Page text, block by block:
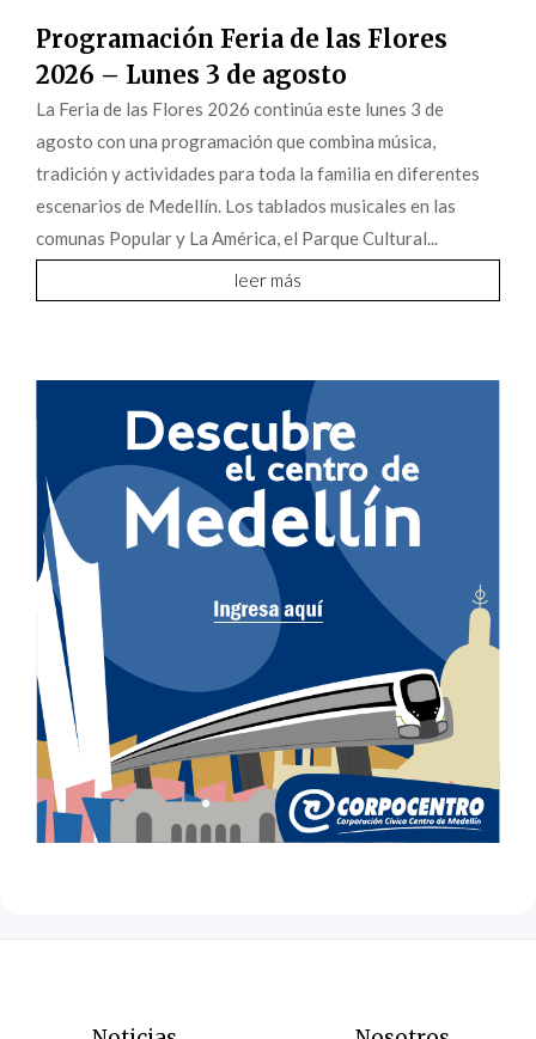
Programación Feria de las Flores
2026 – Lunes 3 de agosto
La Feria de las Flores 2026 continúa este lunes 3 de
agosto con una programación que combina música,
tradición y actividades para toda la familia en diferentes
escenarios de Medellín. Los tablados musicales en las
comunas Popular y La América, el Parque Cultural...
leer más